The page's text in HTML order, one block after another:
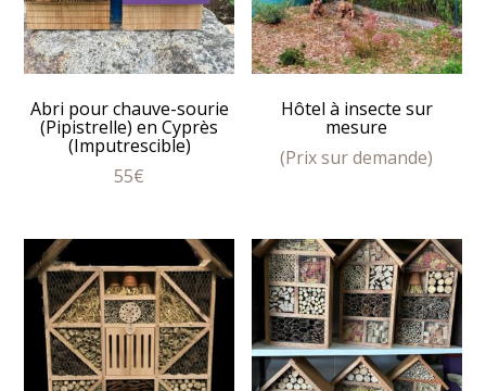
Abri pour chauve-sourie
(Pipistrelle) en Cyprès
(Imputrescible)
55€
Hôtel à insecte sur
mesure
(Prix sur demande)